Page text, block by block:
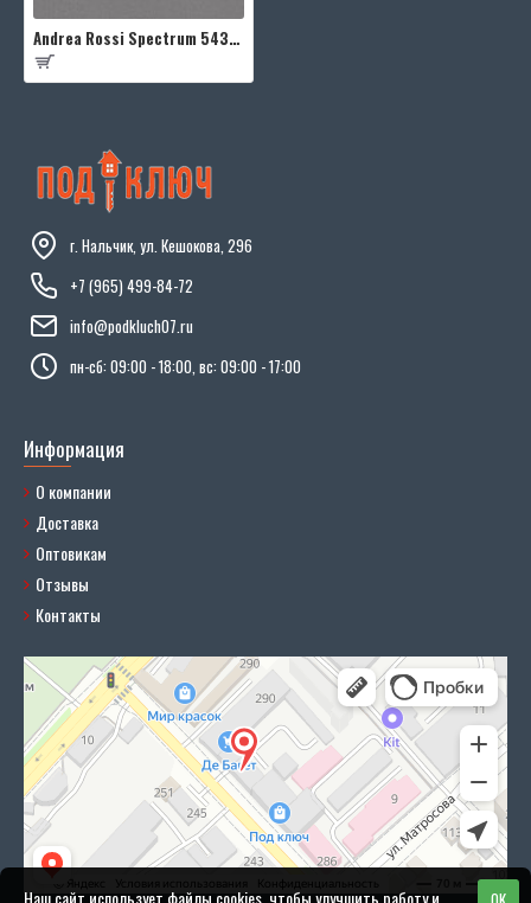
Andrea Rossi Spectrum 54333-7
г. Нальчик, ул. Кешокова, 296
+7 (965) 499-84-72
info@podkluch07.ru
пн-сб: 09:00 - 18:00, вс: 09:00 - 17:00
Информация
О компании
Доставка
Оптовикам
Отзывы
Контакты
Наш сайт использует файлы cookies, чтобы улучшить работу и